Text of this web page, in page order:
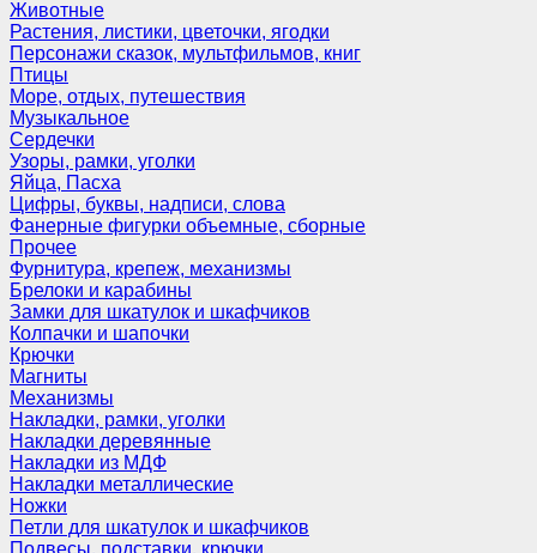
Животные
Растения, листики, цветочки, ягодки
Персонажи сказок, мультфильмов, книг
Птицы
Море, отдых, путешествия
Музыкальное
Сердечки
Узоры, рамки, уголки
Яйца, Пасха
Цифры, буквы, надписи, слова
Фанерные фигурки объемные, сборные
Прочее
Фурнитура, крепеж, механизмы
Брелоки и карабины
Замки для шкатулок и шкафчиков
Колпачки и шапочки
Крючки
Магниты
Механизмы
Накладки, рамки, уголки
Накладки деревянные
Накладки из МДФ
Накладки металлические
Ножки
Петли для шкатулок и шкафчиков
Подвесы, подставки, крючки